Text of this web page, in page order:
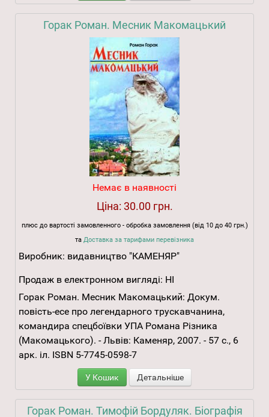
Горак Роман. Месник Макомацький
Немає в наявності
Ціна: 30.00 грн.
плюс до вартості замовленного - обробка замовлення (від 10 до 40 грн.)
та Доставка за тарифами перевізника
Виробник: видавництво "КАМЕНЯР"
Продаж в електронном вигляді: НІ
Горак Роман. Месник Макомацький: Докум.
повість-есе про легендарного трускавчанина,
командира спецбоївки УПА Романа Різника
(Макомацького). - Львів: Каменяр, 2007. - 57 с., 6
арк. іл. ISBN 5-7745-0598-7
У Кошик Детальніше
Горак Роман. Тимофій Бордуляк. Біографія